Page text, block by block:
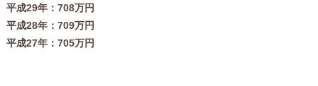
平成29年：708万円
平成28年：709万円
平成27年：705万円